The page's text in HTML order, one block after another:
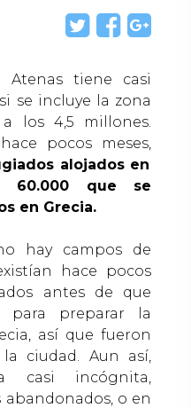
Atenas tiene casi
se incluye la zona
los 4,5 millones.
pocos meses,
alojados en
60.000 que se
en Grecia.
hay campos de
hace pocos
antes de que
para preparar la
así que fueron
ciudad. Aun así,
casi incógnita,
o en